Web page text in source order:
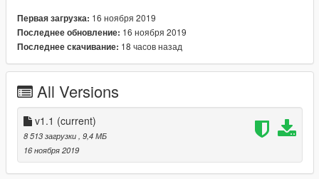
Первая загрузка: 16 ноября 2019
Последнее обновление: 16 ноября 2019
Последнее скачивание: 18 часов назад
All Versions
v1.1 (current)
8 513 загрузки , 9,4 МБ
16 ноября 2019